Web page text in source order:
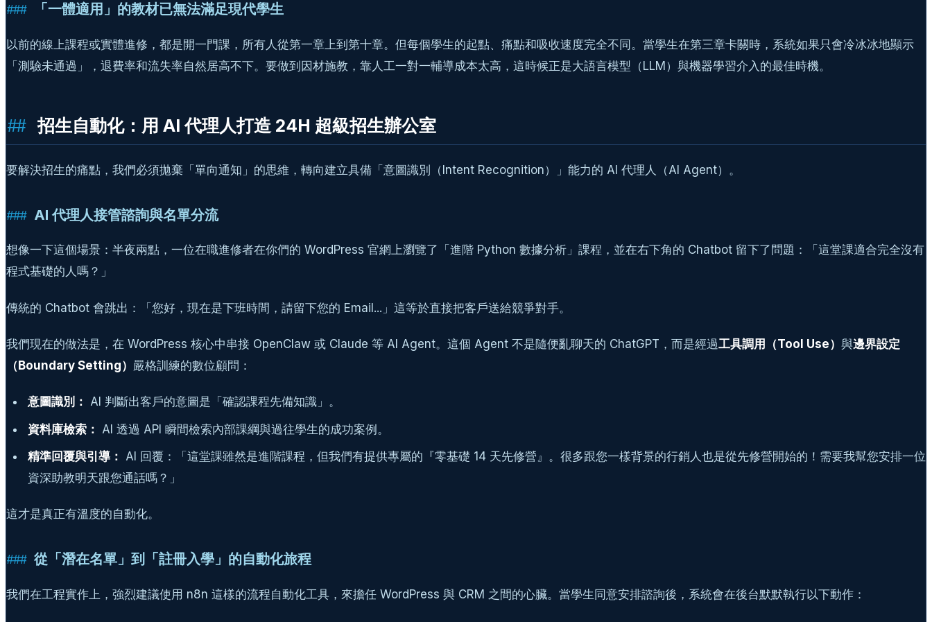
「一體適用」的教材已無法滿足現代學生
以前的線上課程或實體進修，都是開一門課，所有人從第一章上到第十章。但每個學生的起點、痛點和吸收速度完全不同。當學生在第三章卡關時，系統如果只會冷冰冰地顯示
「測驗未通過」，退費率和流失率自然居高不下。要做到因材施教，靠人工一對一輔導成本太高，這時候正是大語言模型（LLM）與機器學習介入的最佳時機。
招生自動化：用 AI 代理人打造 24H 超級招生辦公室
要解決招生的痛點，我們必須拋棄「單向通知」的思維，轉向建立具備「意圖識別（Intent Recognition）」能力的 AI 代理人（AI Agent）。
AI 代理人接管諮詢與名單分流
想像一下這個場景：半夜兩點，一位在職進修者在你們的 WordPress 官網上瀏覽了「進階 Python 數據分析」課程，並在右下角的 Chatbot 留下了問題：「這堂課適合完全沒有
程式基礎的人嗎？」
傳統的 Chatbot 會跳出：「您好，現在是下班時間，請留下您的 Email...」這等於直接把客戶送給競爭對手。
我們現在的做法是，在 WordPress 核心中串接 OpenClaw 或 Claude 等 AI Agent。這個 Agent 不是隨便亂聊天的 ChatGPT，而是經過工具調用（Tool Use） 與邊界設定
（Boundary Setting） 嚴格訓練的數位顧問：
意圖識別： AI 判斷出客戶的意圖是「確認課程先備知識」。
資料庫檢索： AI 透過 API 瞬間檢索內部課綱與過往學生的成功案例。
精準回覆與引導： AI 回覆：「這堂課雖然是進階課程，但我們有提供專屬的『零基礎 14 天先修營』。很多跟您一樣背景的行銷人也是從先修營開始的！需要我幫您安排一位
資深助教明天跟您通話嗎？」
這才是真正有溫度的自動化。
從「潛在名單」到「註冊入學」的自動化旅程
我們在工程實作上，強烈建議使用 n8n 這樣的流程自動化工具，來擔任 WordPress 與 CRM 之間的心臟。當學生同意安排諮詢後，系統會在後台默默執行以下動作：